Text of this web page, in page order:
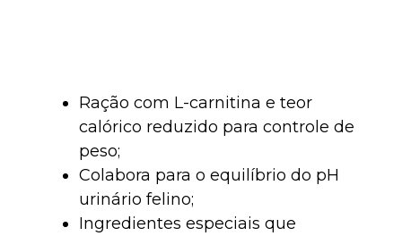
Ração com L-carnitina e teor
calórico reduzido para controle de
peso;
Colabora para o equilíbrio do pH
urinário felino;
Ingredientes especiais que